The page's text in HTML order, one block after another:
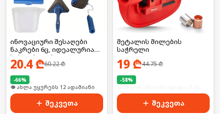
ინოვაციური შესაღები
ნაკრები 6ც, იდეალურია
სახლისთვის
20.4₾60.22₾
-66%
🛒 ბოლო 24სთ-ში იყიდა 15-მა
შეკვეთა
მეტალის მილების
საჭრელი
19 ₾44.75₾
-58%
შეკვეთა